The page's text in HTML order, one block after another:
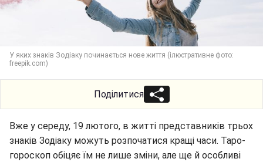
У яких знаків Зодіаку починається нове життя (ілюстративне фото:
freepik.com)
Поділитися
Вже у середу, 19 лютого, в житті представників трьох
знаків Зодіаку можуть розпочатися кращі часи. Таро-
гороскоп обіцяє їм не лише зміни, але ще й особливі